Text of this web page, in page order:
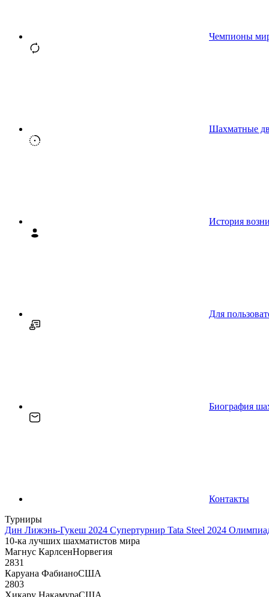
Чемпионы
Шахматные
История
Для
Биография
Контакты
Турниры
Дин Лижэнь-Гукеш 2024 Супертурнир Tata Steel 2024
10-ка лучших шахматистов мира
Магнус КарлсенНорвегия
2831
Каруана ФабианоСША
2803
Хикару НакамураСША